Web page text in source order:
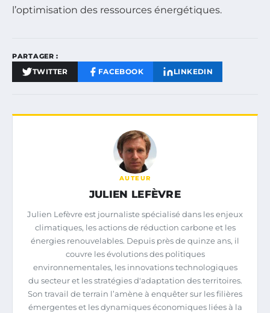
l’optimisation des ressources énergétiques.
PARTAGER :
TWITTER FACEBOOK LINKEDIN
AUTEUR
JULIEN LEFÈVRE
Julien Lefèvre est journaliste spécialisé dans les enjeux
climatiques, les actions de réduction carbone et les
énergies renouvelables. Depuis près de quinze ans, il
couvre les évolutions des politiques
environnementales, les innovations technologiques
du secteur et les stratégies d'adaptation des territoires.
Son travail de terrain l’amène à enquêter sur les filières
émergentes et les dynamiques économiques liées à la